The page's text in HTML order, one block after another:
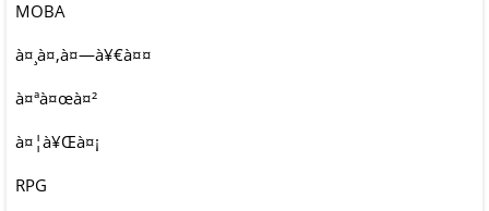
MOBA
à¤¸à¤‚à¤—à¥€à¤¤
à¤ªà¤œà¤²
à¤¦à¥Œà¤¡
RPG